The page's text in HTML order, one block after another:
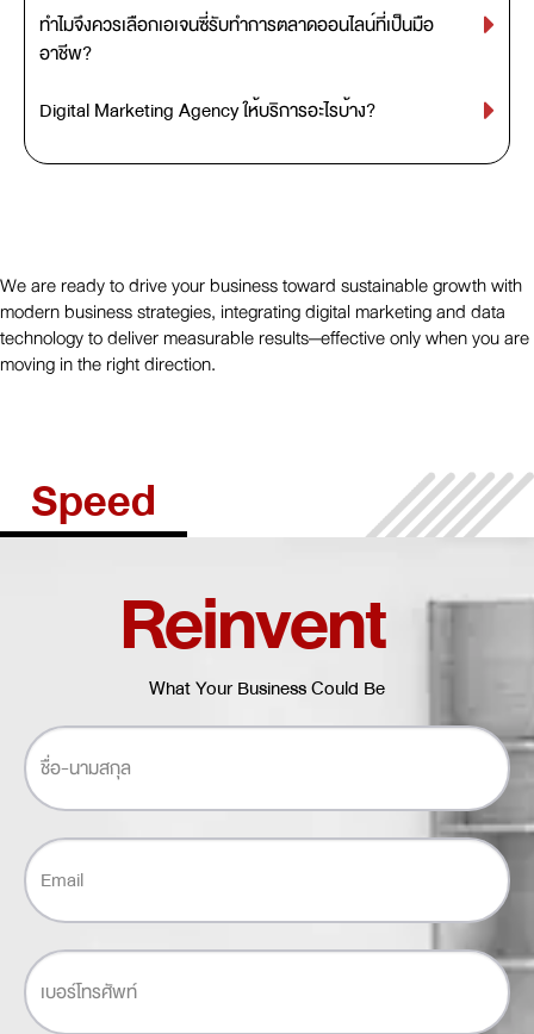
ทำไมจึงควรเลือกเอเจนซี่รับทำการตลาดออนไลน์ที่เป็นมือ
อาชีพ?
Digital Marketing Agency ให้บริการอะไรบ้าง?
We are ready to drive your business toward sustainable growth with
modern business strategies, integrating digital marketing and data
technology to deliver measurable results—effective only when you are
moving in the right direction.
Speed
Reinvent
What Your Business Could Be